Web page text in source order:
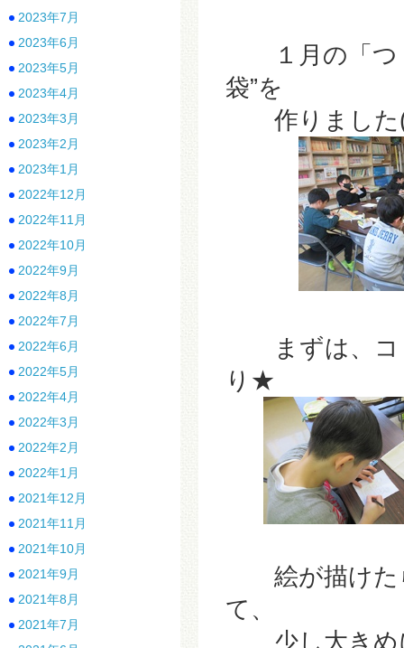
１月の「つ
袋”を
作りました
まずは、コ
り★
絵が描けた
て、
少し大きめ
2023年7月
2023年6月
2023年5月
2023年4月
2023年3月
2023年2月
2023年1月
2022年12月
2022年11月
2022年10月
2022年9月
2022年8月
2022年7月
2022年6月
2022年5月
2022年4月
2022年3月
2022年2月
2022年1月
2021年12月
2021年11月
2021年10月
2021年9月
2021年8月
2021年7月